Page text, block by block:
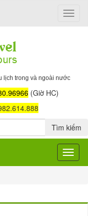
Toggle
lịch trong và ngoài nước
(Giờ HC)
Tìm kiếm
Toggle